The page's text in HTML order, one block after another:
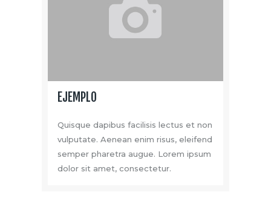
EJEMPLO
Quisque dapibus facilisis lectus et non
vulputate. Aenean enim risus, eleifend
semper pharetra augue. Lorem ipsum
dolor sit amet, consectetur.